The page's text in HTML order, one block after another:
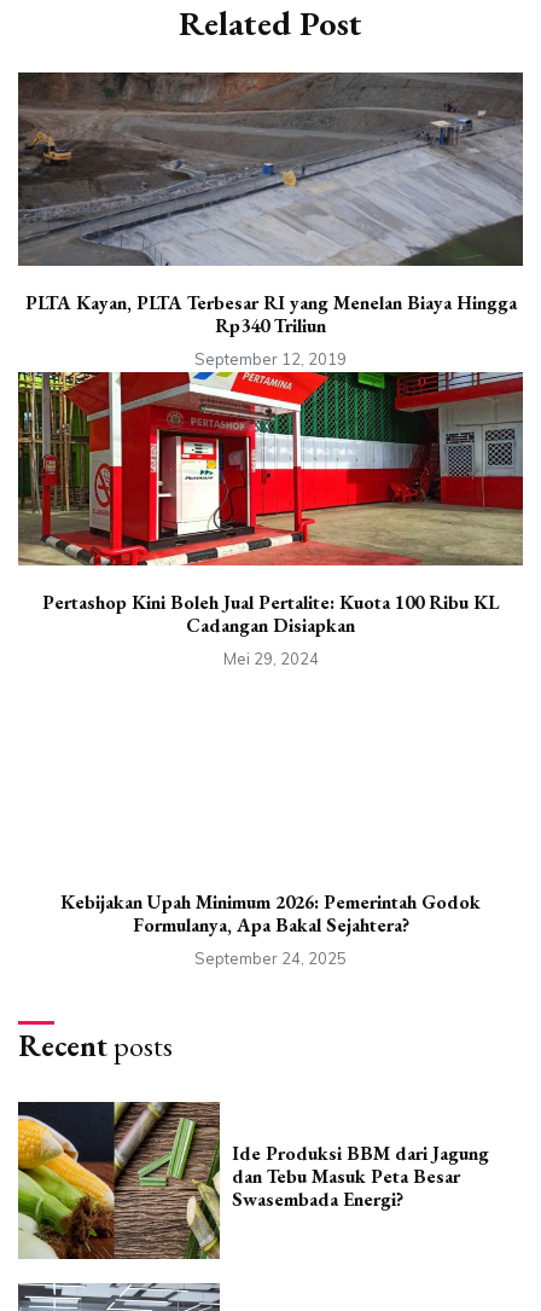
Related Post
PLTA Kayan, PLTA Terbesar RI yang Menelan Biaya Hingga
Rp340 Triliun
September 12, 2019
Pertashop Kini Boleh Jual Pertalite: Kuota 100 Ribu KL
Cadangan Disiapkan
Mei 29, 2024
Kebijakan Upah Minimum 2026: Pemerintah Godok
Formulanya, Apa Bakal Sejahtera?
September 24, 2025
Recentposts
Ide Produksi BBM dari Jagung
dan Tebu Masuk Peta Besar
Swasembada Energi?